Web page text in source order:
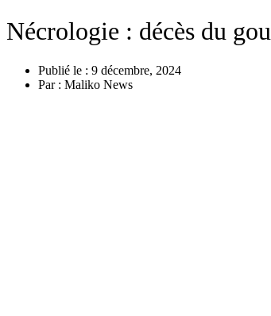
Nécrologie : décès du
Publié le : 9 décembre, 2024
Par : Maliko News